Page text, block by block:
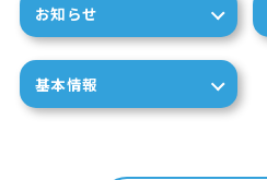
お知らせ
基本情報